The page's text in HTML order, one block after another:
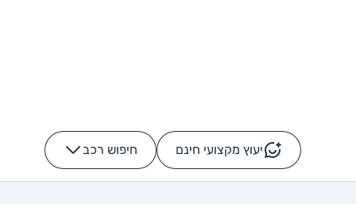
יעוץ מקצועי חינם חיפוש רכב -